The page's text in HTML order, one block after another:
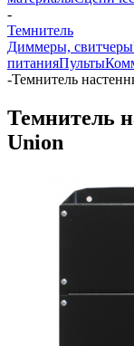
-
Темнитель
Диммеры, свитчеры
питанияПульты
-Темнитель
Темнитель
Union